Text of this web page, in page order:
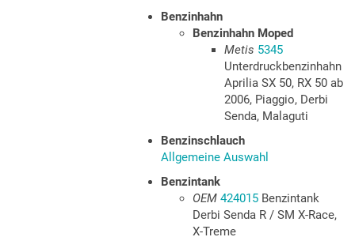
Benzinhahn
Benzinhahn Moped
Metis 5345
Unterdruckbenzinhahn
Aprilia SX 50, RX 50 ab
2006, Piaggio, Derbi
Senda, Malaguti
Benzinschlauch
Allgemeine Auswahl
Benzintank
OEM 424015Benzintank
Derbi Senda R / SM X-Race,
X-Treme